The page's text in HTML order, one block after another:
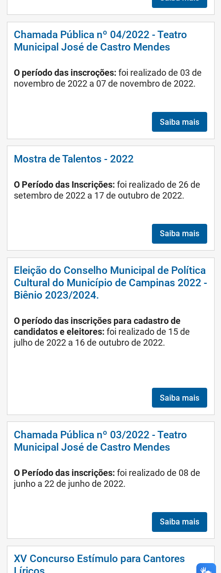
Chamada Pública nº 04/2022 - Teatro
Municipal José de Castro Mendes
O período das inscroções: foi realizado de 03 de
novembro de 2022 a 07 de novembro de 2022.
Saiba mais
Mostra de Talentos - 2022
O Período das Inscrições: foi realizado de 26 de
setembro de 2022 a 17 de outubro de 2022.
Saiba mais
Eleição do Conselho Municipal de Política
Cultural do Município de Campinas 2022 -
Biênio 2023/2024.
O período das inscrições para cadastro de
candidatos e eleitores: foi realizado de 15 de
julho de 2022 a 16 de outubro de 2022.
Saiba mais
Chamada Pública nº 03/2022 - Teatro
Municipal José de Castro Mendes
O Período das inscrições: foi realizado de 08 de
junho a 22 de junho de 2022.
Saiba mais
XV Concurso Estímulo para Cantores